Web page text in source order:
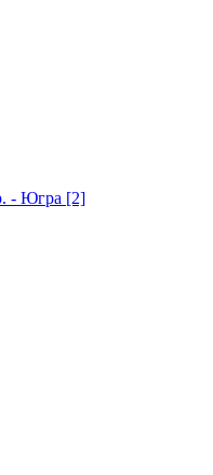
- Югра [2]